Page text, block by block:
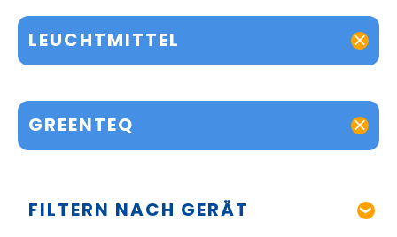
LEUCHTMITTEL
GREENTEQ
FILTERN NACH GERÄT